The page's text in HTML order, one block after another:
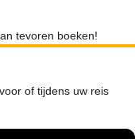
tevoren boeken!
of tijdens uw reis